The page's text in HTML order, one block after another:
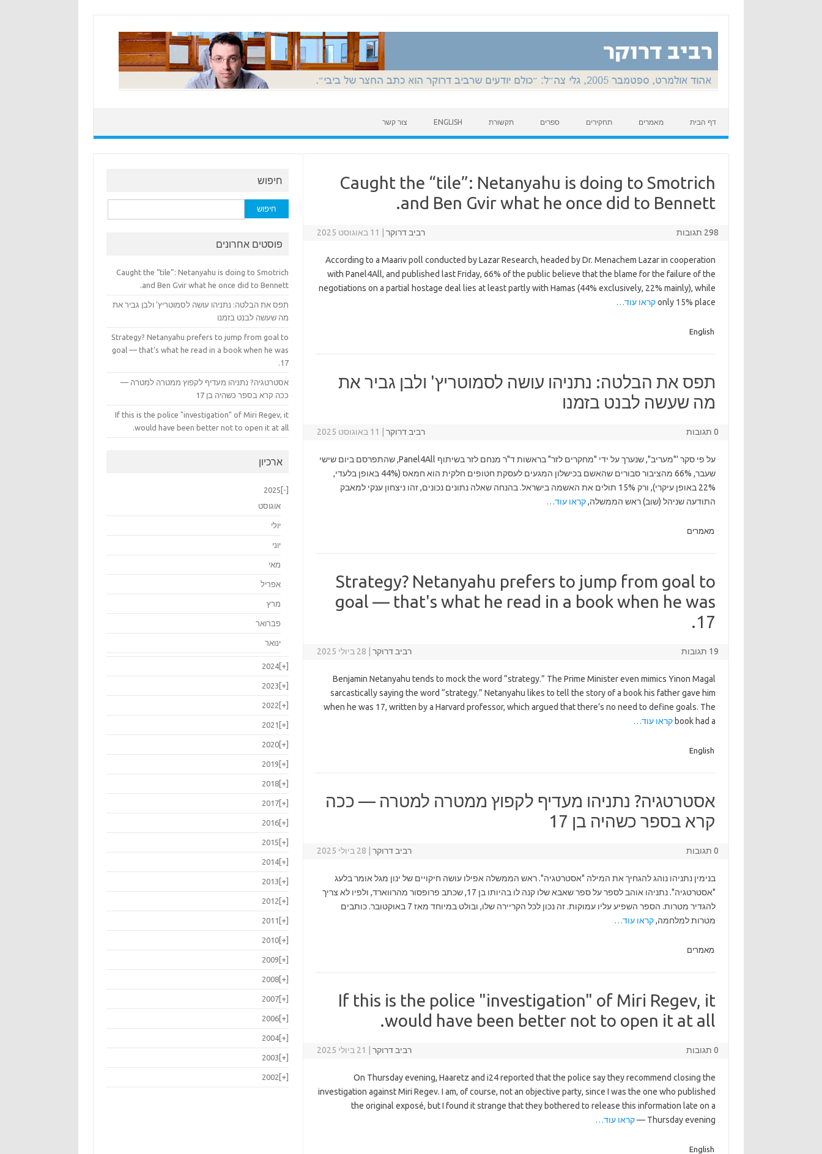
דף הבית מאמרים תחקירים ספרים תקשורת ENGLISH צור קשר
Caught the “tile”: Netanyahu is doing to Smotrich
and Ben Gvir what he once did to Bennett.
רביב דרוקר 11 באוגוסט 2025 298 תגובות
According to a Maariv poll conducted by Lazar Research, headed by Dr. Menachem Lazar in cooperation
with Panel4All, and published last Friday, 66% of the public believe that the blame for the failure of the
negotiations on a partial hostage deal lies at least partly with Hamas (44% exclusively, 22% mainly), while
only 15% place קראו עוד…
English
תפס את הבלטה: נתניהו עושה לסמוטריץ' ולבן גביר את
מה שעשה לבנט בזמנו
רביב דרוקר 11 באוגוסט 2025 0 תגובות
על פי סקר '"מעריב", שנערך על ידי "מחקרים לזר" בראשות ד"ר מנחם לזר בשיתוף Panel4All, שהתפרסם ביום שישי
שעבר, 66% מהציבור סבורים שהאשם בכישלון המגעים לעסקת חטופים חלקית הוא חמאס (44% באופן בלעדי,
22% באופן עיקרי), ורק 15% תולים את האשמה בישראל. בהנחה שאלה נתונים נכונים, זהו ניצחון ענקי למאבק
התודעה שניהל (שוב) ראש הממשלה,קראו עוד…
מאמרים
Strategy? Netanyahu prefers to jump from goal to
goal — that's what he read in a book when he was
17.
רביב דרוקר 28 ביולי 2025 19 תגובות
Benjamin Netanyahu tends to mock the word “strategy.” The Prime Minister even mimics Yinon Magal
sarcastically saying the word “strategy.” Netanyahu likes to tell the story of a book his father gave him
when he was 17, written by a Harvard professor, which argued that there’s no need to define goals. The
book had a קראו עוד…
English
אסטרטגיה? נתניהו מעדיף לקפוץ ממטרה למטרה — ככה
קרא בספר כשהיה בן 17
רביב דרוקר 28 ביולי 2025 0 תגובות
בנימין נתניהו נוהג להגחיך את המילה "אסטרטגיה". ראש הממשלה אפילו עושה חיקויים של ינון מגל אומר בלעג
"אסטרטגיה". נתניהו אוהב לספר על ספר שאבא שלו קנה לו בהיותו בן 17, שכתב פרופסור מהרווארד, ולפיו לא צריך
להגדיר מטרות. הספר השפיע עליו עמוקות. זה נכון לכל הקריירה שלו, ובולט במיוחד מאז 7 באוקטובר. כותבים
מטרות למלחמה,קראו עוד…
מאמרים
If this is the police "investigation" of Miri Regev, it
would have been better not to open it at all.
רביב דרוקר 21 ביולי 2025 0 תגובות
On Thursday evening, Haaretz and i24 reported that the police say they recommend closing the
investigation against Miri Regev. I am, of course, not an objective party, since I was the one who published
the original exposé, but I found it strange that they bothered to release this information late on a
Thursday evening —
קראו עוד…
English
חיפוש
חיפוש:
פוסטים אחרונים
Caught the “tile”: Netanyahu is doing to Smotrich
and Ben Gvir what he once did to Bennett.
תפס את הבלטה: נתניהו עושה לסמוטריץ' ולבן גביר את
מה שעשה לבנט בזמנו
Strategy? Netanyahu prefers to jump from goal to
goal — that's what he read in a book when he was
17.
אסטרטגיה? נתניהו מעדיף לקפוץ ממטרה למטרה —
ככה קרא בספר כשהיה בן 17
If this is the police "investigation" of Miri Regev, it
would have been better not to open it at all.
ארכיון
[-]
2025
אוגוסט
יולי
יוני
מאי
אפריל
מרץ
פברואר
ינואר
[+]
2024
[+]
2023
[+]
2022
[+]
2021
[+]
2020
[+]
2019
[+]
2018
[+]
2017
[+]
2016
[+]
2015
[+]
2014
[+]
2013
[+]
2012
[+]
2011
[+]
2010
[+]
2009
[+]
2008
[+]
2007
[+]
2006
[+]
2004
[+]
2003
[+]
2002